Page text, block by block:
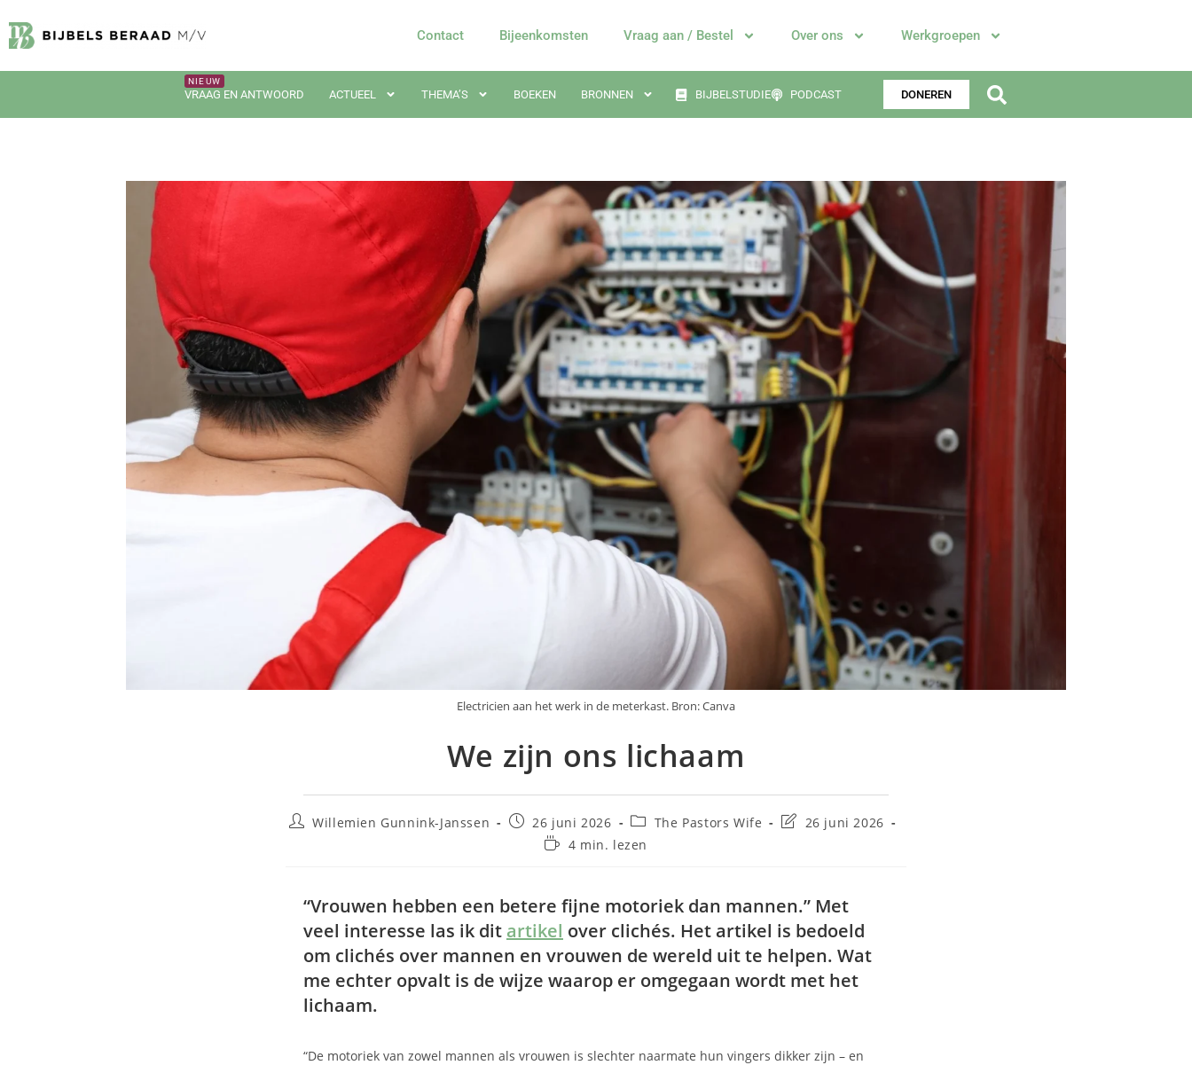
Contact Bijeenkomsten Vraag aan / Bestel Over ons Werkgroepen
VRAAG EN ANTWOORD ACTUEEL THEMA’S BOEKEN BRONNEN BIJBELSTUDIE PODCAST DONEREN
Electricien aan het werk in de meterkast. Bron: Canva
We zijn ons lichaam
Willemien Gunnink-Janssen 26 juni 2026 The Pastors Wife
26 juni 2026
4 min. lezen
“Vrouwen hebben een betere fijne motoriek dan mannen.” Met
veel interesse las ik dit artikel over clichés. Het artikel is bedoeld
om clichés over mannen en vrouwen de wereld uit te helpen. Wat
me echter opvalt is de wijze waarop er omgegaan wordt met het
lichaam.
“De motoriek van zowel mannen als vrouwen is slechter naarmate hun vingers dikker zijn – en